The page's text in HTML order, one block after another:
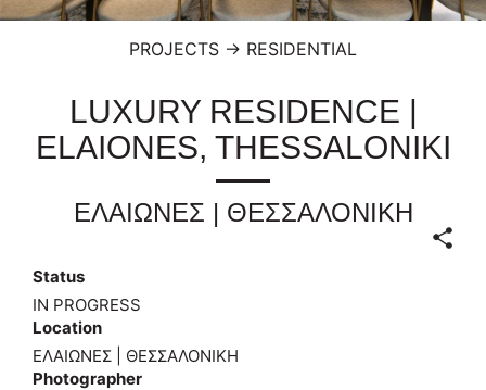
PROJECTS → RESIDENTIAL
LUXURY RESIDENCE |
ELAIONES, THESSALONIKI
ΕΛΑΙΩΝΕΣ | ΘΕΣΣΑΛΟΝΙΚΗ
Status
IN PROGRESS
Location
ΕΛΑΙΩΝΕΣ | ΘΕΣΣΑΛΟΝΙΚΗ
Photographer